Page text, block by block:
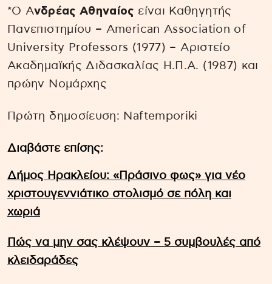
*Ο Ανδρέας Αθηναίος είναι Καθηγητής
Πανεπιστημίου – American Association of
University Professors (1977) – Αριστείο
Ακαδημαϊκής Διδασκαλίας Η.Π.Α. (1987) και
πρώην Νομάρχης
Πρώτη δημοσίευση: Naftemporiki
Διαβάστε επίσης:
Δήμος Ηρακλείου: «Πράσινο φως» για νέο
χριστουγεννιάτικο στολισμό σε πόλη και
χωριά
Πώς να μην σας κλέψουν – 5 συμβουλές από
κλειδαράδες